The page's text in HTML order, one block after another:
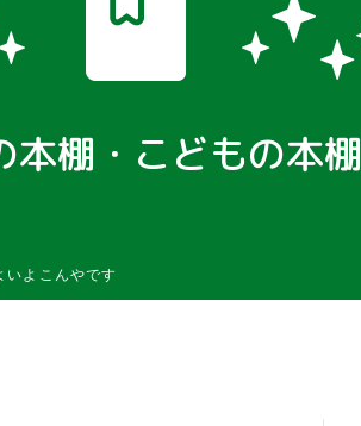
本棚・こどもの本棚
いよこんやです